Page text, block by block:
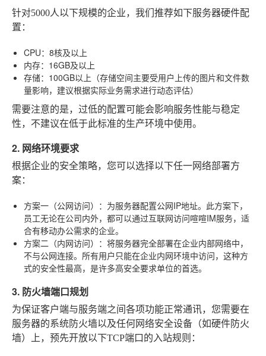
针对5000人以下规模的企业，我们推荐如下服务器硬件配
置：
CPU：8核及以上
内存：16GB及以上
存储：100GB以上（存储空间主要受用户上传的图片和文件数
量影响，建议根据实际业务需求进行动态评估）
需要注意的是，过低的配置可能会影响服务性能与稳定
性，不建议在低于此标准的生产环境中使用。
2. 网络环境要求
根据企业的安全策略，您可以选择以下任一网络部署方
案：
方案一（公网访问） ：为服务器配置公网IP地址。此方案下，
员工无论在公司内外，都可以通过互联网访问喧喧IM服务，适
合有移动办公需求的企业。
方案二（内网访问） ：将服务器完全部署在企业内部网络中，
不与公网连接。所有用户只能在企业内网环境中访问，这种方
式的安全性最高，是许多高安全要求单位的首选。
3. 防火墙端口规划
为保证客户端与服务端之间各项功能正常通讯，您需要在
服务器的系统防火墙以及任何网络安全设备（如硬件防火
墙）上，预先开放以下TCP端口的入站规则：